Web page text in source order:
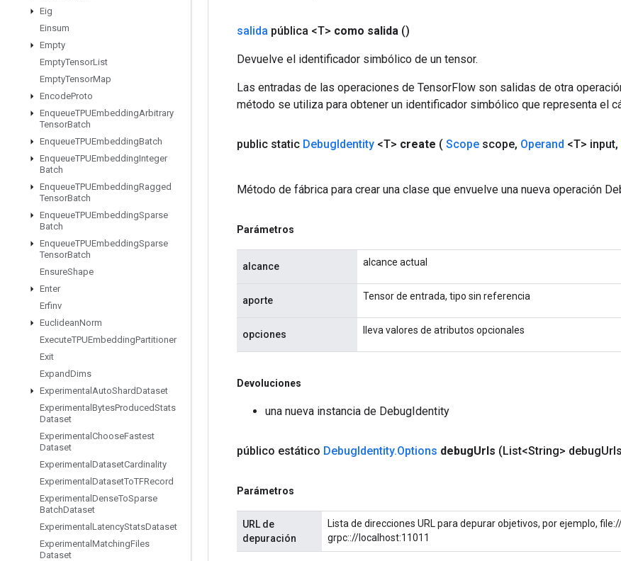
Eig
Einsum
Empty
EmptyTensorList
EmptyTensorMap
EncodeProto
EnqueueTPUEmbeddingArbitrary
TensorBatch
EnqueueTPUEmbeddingBatch
EnqueueTPUEmbeddingInteger
Batch
EnqueueTPUEmbeddingRagged
TensorBatch
EnqueueTPUEmbeddingSparse
Batch
EnqueueTPUEmbeddingSparse
TensorBatch
EnsureShape
Enter
Erfinv
EuclideanNorm
ExecuteTPUEmbeddingPartitioner
Exit
ExpandDims
Experimental AutoShardDataset
Experimental BytesProducedStats
Dataset
Experimental ChooseFastest
Dataset
Experimental DatasetCardinality
Experimental DatasetToTFRecord
Experimental DenseToSparse
BatchDataset
Experimental LatencyStatsDataset
Experimental MatchingFiles
Dataset
salida pública <T> como salida ()
Devuelve el identificador simbólico de un tensor.
Las entradas de las operaciones de TensorFlow son salidas de otra
método se utiliza para obtener un identificador simbólico que representa el
public static DebugIdentity <T> create ( Scope scope, Operand <T> input,
Método de fábrica para crear una clase que envuelve una nueva operación
Parámetros
alcance alcance actual
aporte Tensor de entrada, tipo sin referencia
opciones lleva valores de atributos opcionales
Devoluciones
una nueva instancia de DebugIdentity
público estático DebugIdentity.Options debugUrls (List<String> debug
Parámetros
URL de
depuración
Lista de direcciones URL para depurar objetivos, por ejemplo,
grpc:://localhost:11011